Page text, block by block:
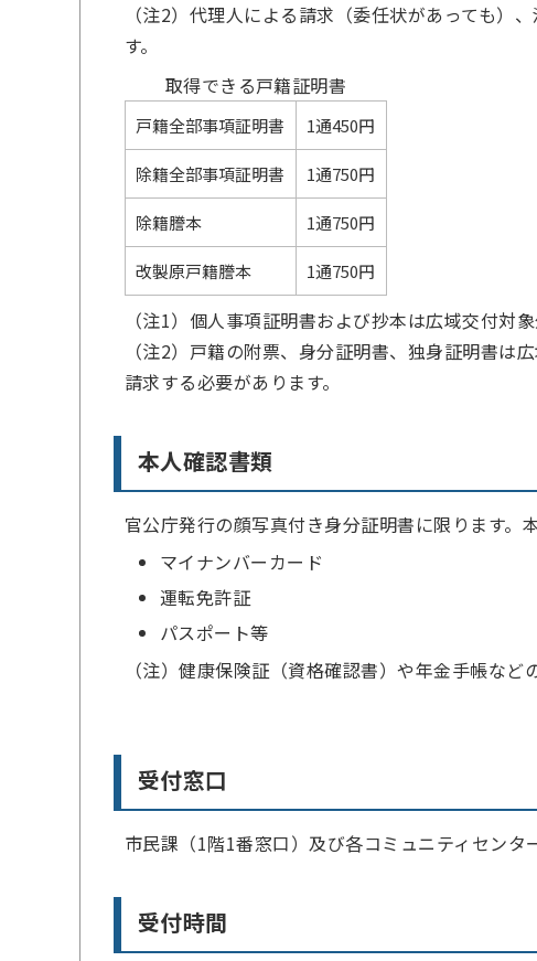
（注2）代理人による請求（委任状があっても）
す。
取得できる戸籍証明書
戸籍全部事項証明書 1通450円
除籍全部事項証明書 1通750円
除籍謄本 1通750円
改製原戸籍謄本 1通750円
（注1）個人事項証明書および抄本は広域交付対象
（注2）戸籍の附票、身分証明書、独身証明書は
請求する必要があります。
本人確認書類
官公庁発行の顔写真付き身分証明書に限ります。
マイナンバーカード
運転免許証
パスポート等
（注）健康保険証（資格確認書）や年金手帳など
受付窓口
市民課（1階1番窓口）及び各コミュニティセンタ
受付時間